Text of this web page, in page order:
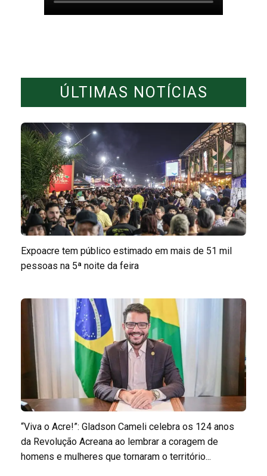
ÚLTIMAS NOTÍCIAS
Expoacre tem público estimado em mais de 51 mil
pessoas na 5ª noite da feira
“Viva o Acre!”: Gladson Cameli celebra os 124 anos
da Revolução Acreana ao lembrar a coragem de
homens e mulheres que tornaram o território...